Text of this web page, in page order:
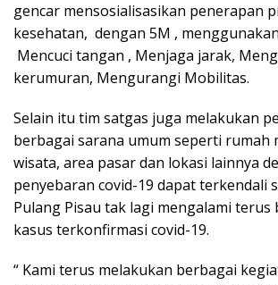
gencar mensosialisasikan penerapan
kesehatan, dengan 5M ,
Mencuci tangan , Menjaga jarak,
kerumuran, Mengurangi Mobilitas.
Selain itu tim satgas juga melakukan
berbagai sarana umum seperti rumah
wisata, area pasar dan lokasi lainnya
penyebaran covid-19 dapat terkendali
Pulang Pisau tak lagi mengalami terus
kasus terkonfirmasi covid-19.
“ Kami terus melakukan berbagai